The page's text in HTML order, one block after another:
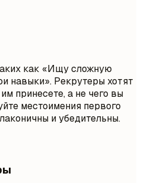
как «Ищу сложную
навыки». Рекрутеры хотят
принесете, а не чего вы
местоимения первого
и убедительны.